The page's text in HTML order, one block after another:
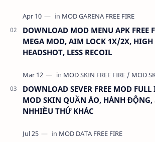
KHÔN…
DOWNLOAD MOD MENU APK FREE
MEGA MOD, AIM LOCK 1X/2X, HIGH
HEADSHOT, LESS RECOIL
DOWNLOAD SEVER FREE MOD FULL
MOD SKIN QUẦN ÁO, HÀNH ĐỘNG,
NHHIỀU THỨ KHÁC